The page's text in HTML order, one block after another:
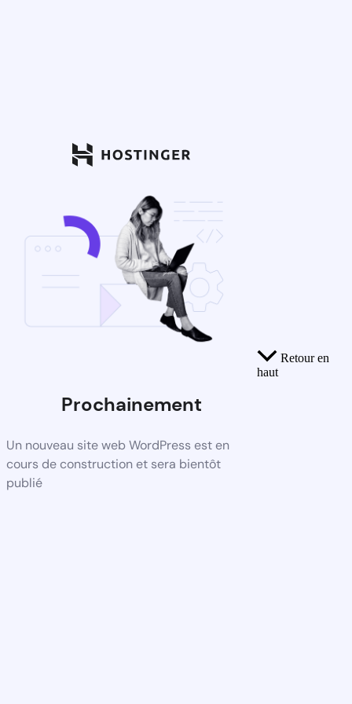
Prochainement
Un nouveau site web WordPress est en
cours de construction et sera bientôt
publié
Retour en
haut